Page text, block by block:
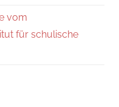
vom
für schulische